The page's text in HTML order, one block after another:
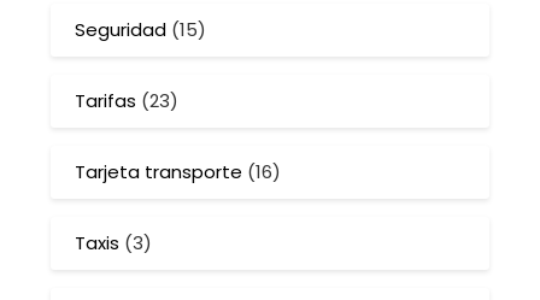
Seguridad (15)
Tarifas (23)
Tarjeta transporte (16)
Taxis (3)